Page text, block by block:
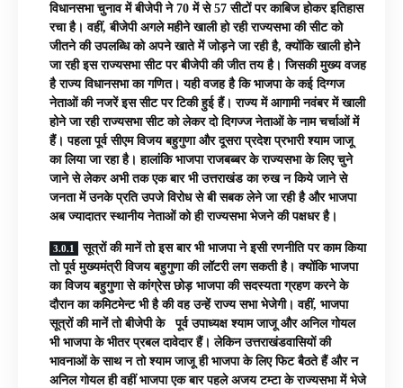
विधानसभा चुनाव में बीजेपी ने 70 में से 57 सीटों पर काबिज होकर इतिहास
रचा है। वहीं, बीजेपी अगले महीने खाली हो रही राज्यसभा की सीट को
जीतने की उपलब्धि को अपने खाते में जोड़ने जा रही है, क्योंकि खाली होने
जा रही इस राज्यसभा सीट पर बीजेपी की जीत तय है। जिसकी मुख्य वजह
है राज्य विधानसभा का गणित। यही वजह है कि भाजपा के कई दिग्गज
नेताओं की नजरें इस सीट पर टिकी हुई हैं। राज्य में आगामी नवंबर में खाली
होने जा रही राज्यसभा सीट को लेकर दो दिगज्ज नेताओं के नाम चर्चाओं में
हैं। पहला पूर्व सीएम विजय बहुगुणा और दूसरा प्रदेश प्रभारी श्याम जाजू
का लिया जा रहा है। हालांकि भाजपा राजबब्बर के राज्यसभा के लिए चुने
जाने से लेकर अभी तक एक बार भी उत्तराखंड का रुख न किये जाने से
जनता में उनके प्रति उपजे विरोध से बी सबक लेने जा रही है और भाजपा
अब ज्यादातर स्थानीय नेताओं को ही राज्यसभा भेजने की पक्षधर है।
सूत्रों की मानें तो इस बार भी भाजपा ने इसी रणनीति पर काम किया
तो पूर्व मुख्यमंत्री विजय बहुगुणा की लॉटरी लग सकती है। क्योंकि भाजपा
का विजय बहुगुणा से कांग्रेस छोड़ भाजपा की सदस्यता ग्रहण करने के
दौरान का कमिटमेन्ट भी है की वह उन्हें राज्य सभा भेजेगी। वहीं, भाजपा
सूत्रों की मानें तो बीजेपी के पूर्व उपाध्यक्ष श्याम जाजू और अनिल गोयल
भी भाजपा के भीतर प्रबल दावेदार हैं। लेकिन उत्तराखंडवासियों की
भावनाओं के साथ न तो श्याम जाजू ही भाजपा के लिए फिट बैठते हैं और न
अनिल गोयल ही वहीं भाजपा एक बार पहले अजय टम्टा के राज्यसभा में भेजे